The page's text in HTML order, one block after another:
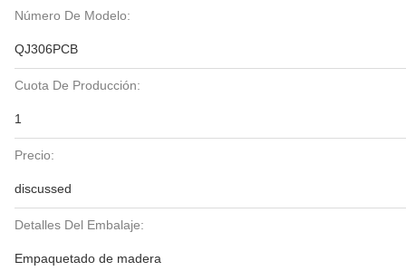
Número De Modelo:
QJ306PCB
Cuota De Producción:
1
Precio:
discussed
Detalles Del Embalaje:
Empaquetado de madera